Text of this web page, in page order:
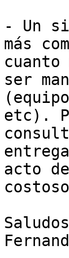
- Un
más
ser
etc).
acto
Saludos